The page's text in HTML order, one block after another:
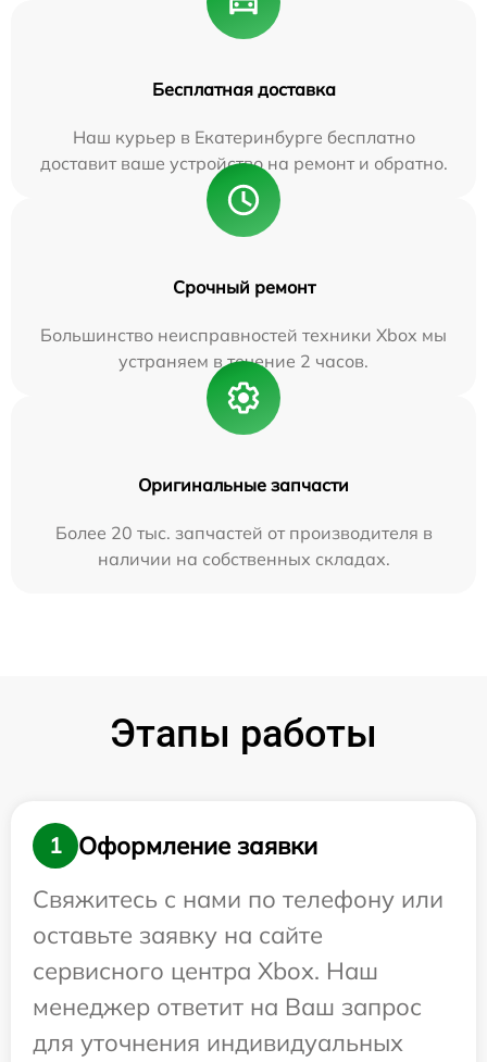
Бесплатная доставка
Наш курьер в Екатеринбурге бесплатно
доставит ваше устройство на ремонт и обратно.
Срочный ремонт
Большинство неисправностей техники Xbox мы
устраняем в течение 2 часов.
Оригинальные запчасти
Более 20 тыс. запчастей от производителя в
наличии на собственных складах.
Этапы работы
1
Оформление заявки
Свяжитесь с нами по телефону или
оставьте заявку на сайте
сервисного центра Xbox. Наш
менеджер ответит на Ваш запрос
для уточнения индивидуальных